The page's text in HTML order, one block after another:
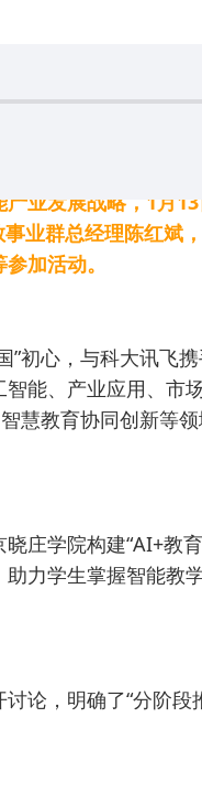
业发展战略，1月
业群总经理陈红
加活动。
初心，与科大讯飞
能、产业应用、
慧教育协同创新等
学院构建“AI+教
力学生掌握智能
论，明确了“分阶